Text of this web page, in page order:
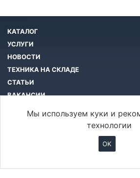
КАТАЛОГ
УСЛУГИ
НОВОСТИ
ТЕХНИКА НА СКЛАДЕ
СТАТЬИ
ВАКАНСИИ
Мы используем куки и
технологии
OK